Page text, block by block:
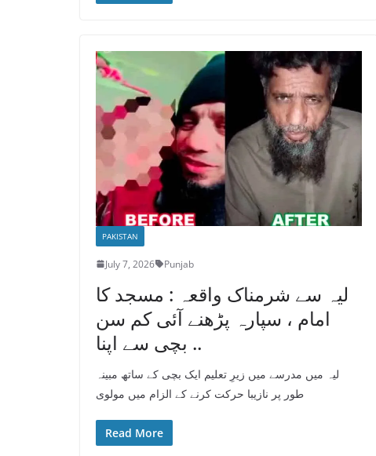
PAKISTAN
July 7, 2026 Punjab
لیہ سے شرمناک واقعہ : مسجد کا
امام ، سپارہ پڑھنے آئی کم سن
بچی سے اپنا ..
لیہ میں مدرسے میں زیرِ تعلیم ایک بچی کے ساتھ مبینہ
طور پر نازیبا حرکت کرنے کے الزام میں مولوی
Read More